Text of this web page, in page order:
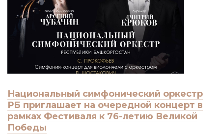
Национальный симфонический оркестр
РБ приглашает на очередной концерт в
рамках Фестиваля к 76-летию Великой
Победы